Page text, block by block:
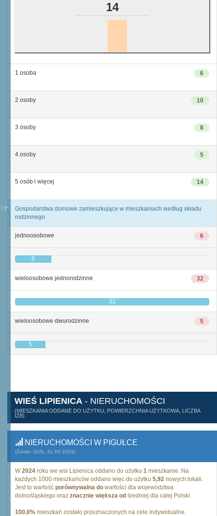
14
6
1 osoba
10
2 osoby
8
3 osoby
5
4 osoby
14
5 osób i więcej
Gospodarstwa domowe zamieszkujące w mieszkaniach według składu
rodzinnego
6
jednoosobowe
6
32
wieloosobowe jednorodzinne
32
5
wieloosobowe dwurodzinne
5
WIEŚ LIPIENICA - NIERUCHOMOŚCI
(MIESZKANIA ODDANE DO UŻYTKU, POWIERZCHNIA UŻYTKOWA, LICZBA
IZB)
NIERUCHOMOŚCI W PIGUŁCE
(Źródło: GUS, 31.XII.2024)
W2024 roku we wsi Lipienica oddano do użytku 1 mieszkanie. Na
każdych 1000 mieszkańców oddano więc do użytku 5,92 nowych lokali.
Jest to wartość porównywalna do wartości dla województwa
dolnośląskiego oraz znacznie większa od średniej dla całej Polski.
100,0% mieszkań zostało przeznaczonych na cele indywidualne.